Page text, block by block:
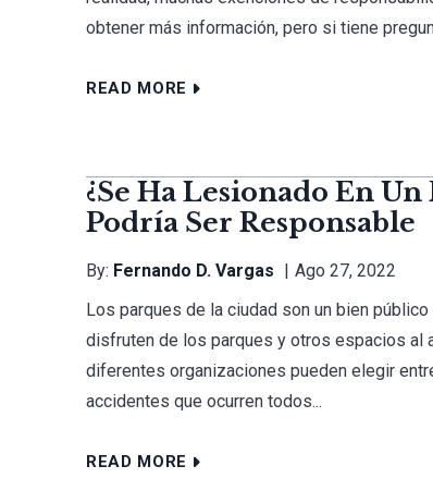
obtener más información, pero si tiene
READ MORE
¿Se Ha Lesionado En
Podría Ser Responsable
By: Fernando D. Vargas
Ago 27, 2022
Los parques de la ciudad son un bien
disfruten de los parques y otros espacios al
diferentes organizaciones pueden elegir
accidentes que ocurren todos...
READ MORE